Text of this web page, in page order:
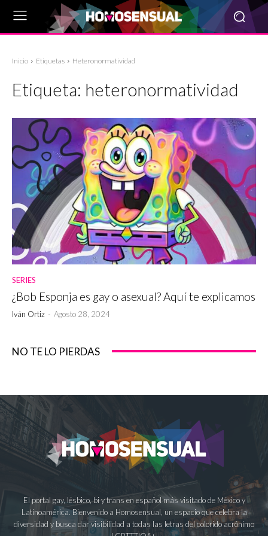
Inicio Etiquetas Heteronormatividad
Etiqueta: heteronormatividad
SERIES
¿Bob Esponja es gay o asexual? Aquí te explicamos
Iván Ortiz - Agosto 28, 2024
NO TE LO PIERDAS
El portal gay, lésbico, bi y trans en español más visitado de México y
Latinoamérica. Bienvenido a Homosensual, un espacio que celebra la
diversidad y busca dar visibilidad a todas las letras del colorido acrónimo